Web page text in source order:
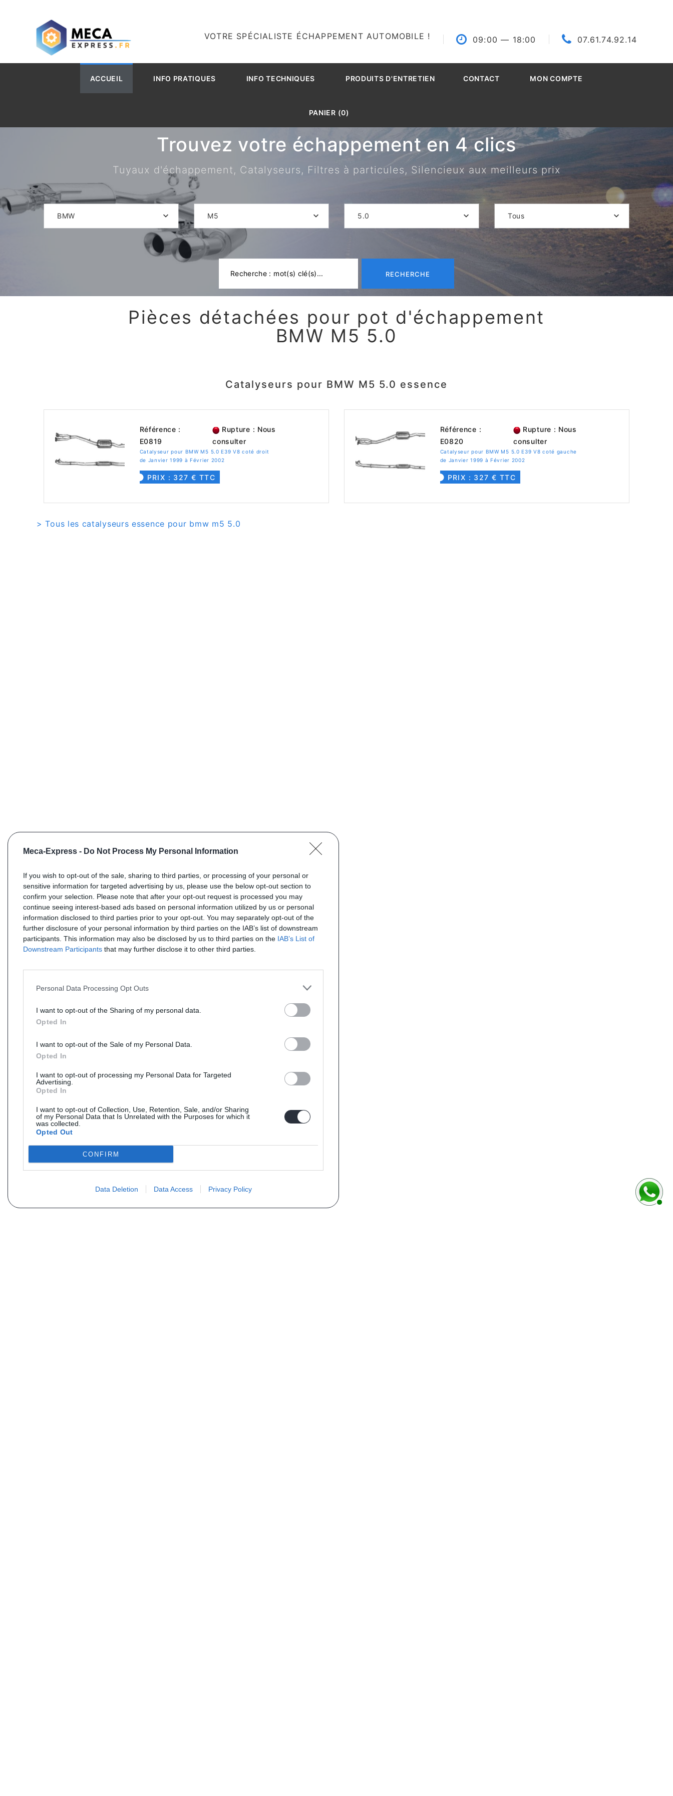
Meca-Express - Do Not Process My Personal Information
If you wish to opt-out of the sale, sharing to third parties, or processing of your personal or
sensitive information for targeted advertising by us, please use the below opt-out section to
confirm your selection. Please note that after your opt-out request is processed you may
continue seeing interest-based ads based on personal information utilized by us or personal
information disclosed to third parties prior to your opt-out. You may separately opt-out of the
further disclosure of your personal information by third parties on the IAB’s list of downstream
participants. This information may also be disclosed by us to third parties on the IAB’s List of
Downstream Participants that may further disclose it to other third parties.
Personal Data Processing Opt Outs
I want to opt-out of the Sharing of my personal data.
Opted In
I want to opt-out of the Sale of my Personal Data.
Opted In
I want to opt-out of processing my Personal Data for Targeted
Advertising.
Opted In
I want to opt-out of Collection, Use, Retention, Sale, and/or Sharing
of my Personal Data that Is Unrelated with the Purposes for which it
was collected.
Opted Out
CONFIRM
Data Deletion Data Access Privacy Policy
VOTRE SPÉCIALISTE ÉCHAPPEMENT AUTOMOBILE ! 09:00 — 18:00 07.61.74.92.14
ACCUEIL INFO PRATIQUES INFO TECHNIQUES PRODUITS D'ENTRETIEN CONTACT MON COMPTE
PANIER (0)
Trouvez votre échappement en 4 clics
Tuyaux d'échappement, Catalyseurs, Filtres à particules, Silencieux aux meilleurs prix
BMW M5 5.0 Tous
RECHERCHE
Pièces détachées pour pot d'échappement
BMW M5 5.0
Catalyseurs pour BMW M5 5.0 essence
Référence :
E0819
Rupture : Nous
consulter
Catalyseur pour BMW M5 5.0 E39 V8 coté droit
de Janvier 1999 à Février 2002
PRIX : 327 € TTC
Référence :
E0820
Rupture : Nous
consulter
Catalyseur pour BMW M5 5.0 E39 V8 coté gauche
de Janvier 1999 à Février 2002
PRIX : 327 € TTC
> Tous les catalyseurs essence pour bmw m5 5.0